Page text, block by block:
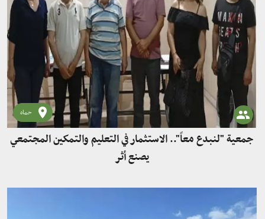
حماه
جمعية "لنبدع معاً".. الاستثمار في التعليم والتمكين المجتمعي
يصنع أثر